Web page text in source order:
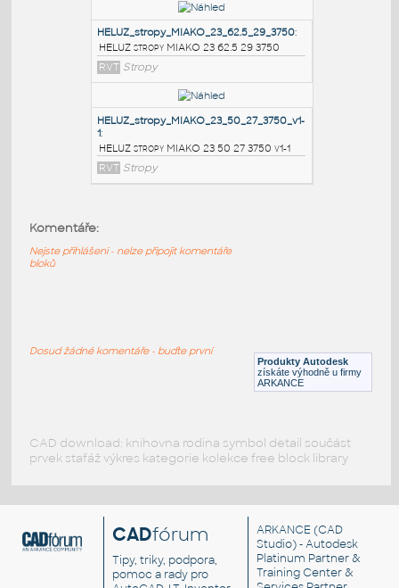
HELUZ_stropy_MIAKO_23_50_29_3750
HELUZ stropy MIAKO 23 50 29 3750
RVT Stropy
HELUZ_stropy_MIAKO_19_62,5_23_3750
HELUZ stropy MIAKO 19 62,5 23 3750
RVT Stropy
RVT Stropy
HELUZ stropy MIAKO 23 50 27 3750 v1-1
Produkty Autodesk
získáte výhodně u firmy
ARKANCE
Komentáře:
Nejste přihlášeni - nelze připojit komentáře
bloků
Dosud žádné komentáře - buďte první
CAD download: knihovna rodina symbol detail součást
prvek stafáž výkres kategorie kolekce free block library
CADfórum
Tipy, triky, podpora,
pomoc a rady pro
ARKANCE (CAD
Studio) - Autodesk
Platinum Partner &
Training Center &